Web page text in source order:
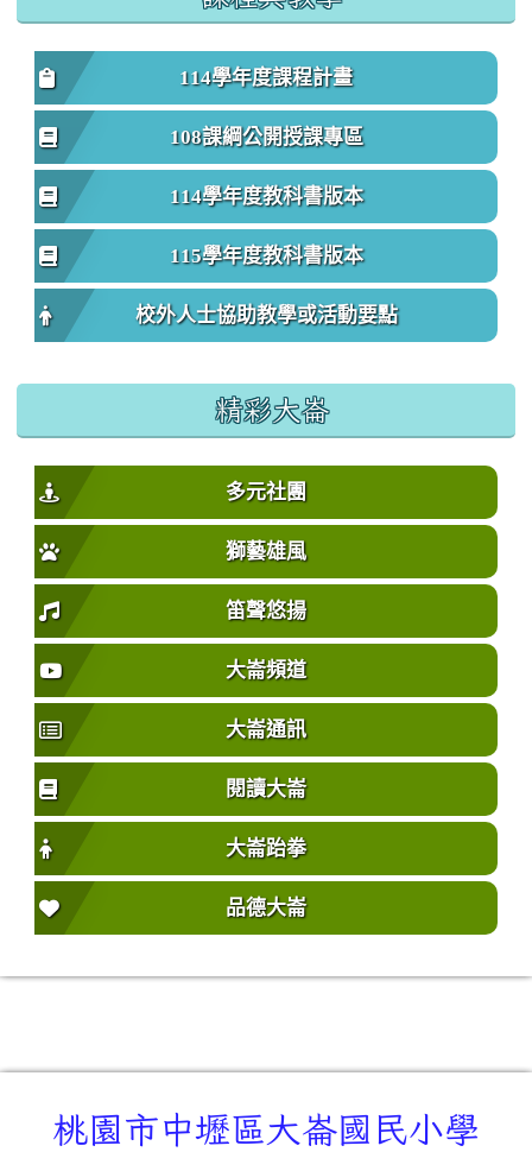
114學年度課程計畫
108課綱公開授課專區
114學年度教科書版本
115學年度教科書版本
校外人士協助教學或活動要點
精彩大崙
多元社團
獅藝雄風
笛聲悠揚
大崙頻道
大崙通訊
閱讀大崙
大崙跆拳
品德大崙
桃園市中壢區大崙國民小學